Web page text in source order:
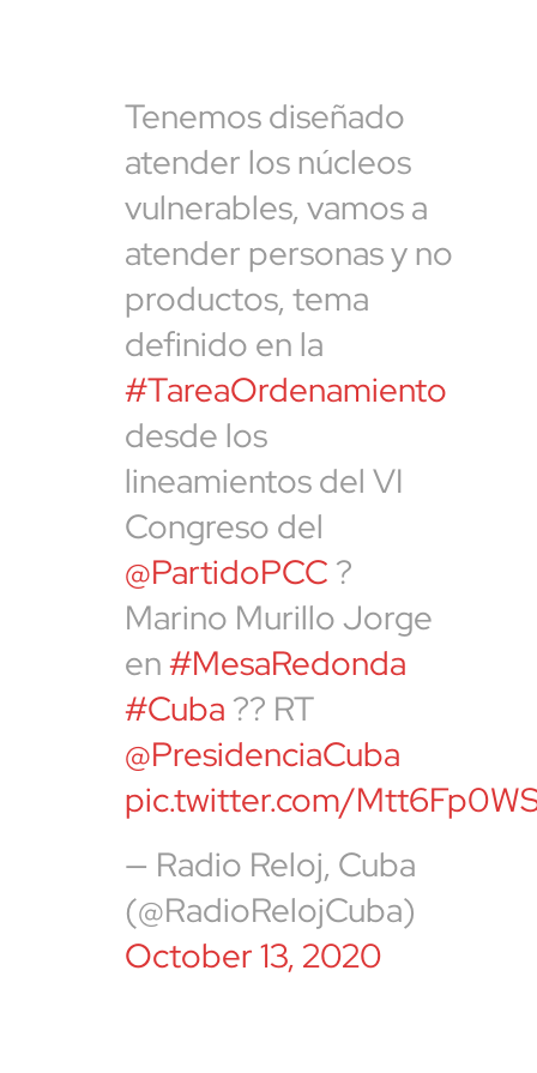
Tenemos diseñado
atender los núcleos
vulnerables, vamos a
atender personas y no
productos, tema
definido en la
#TareaOrdenamiento
desde los
lineamientos del VI
Congreso del
@PartidoPCC ?
Marino Murillo Jorge
en#MesaRedonda
#Cuba ?? RT
@PresidenciaCuba
pic.twitter.com/
— Radio Reloj, Cuba
(@RadioRelojCuba)
October 13, 2020